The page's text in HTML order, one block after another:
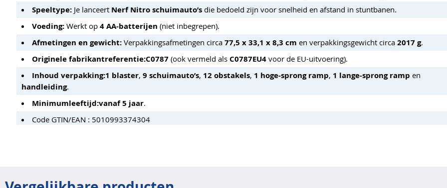
Speeltype: Je lanceert Nerf Nitro schuimauto’s die bedoeld zijn voor snelheid en afstand in stuntbanen.
Voeding: Werkt op 4 AA-batterijen (niet inbegrepen).
Afmetingen en gewicht: Verpakkingsafmetingen circa 77,5 x 33,1 x 8,3 cm en verpakkingsgewicht circa 2017 g.
Originele fabrikantreferentie:C0787 (ook vermeld als C0787EU4 voor de EU-uitvoering).
Inhoud verpakking:1 blaster, 9 schuimauto’s, 12 obstakels, 1 hoge-sprong ramp, 1 lange-sprong ramp en
handleiding.
Minimumleeftijd:vanaf 5 jaar.
Code GTIN/EAN : 5010993374304